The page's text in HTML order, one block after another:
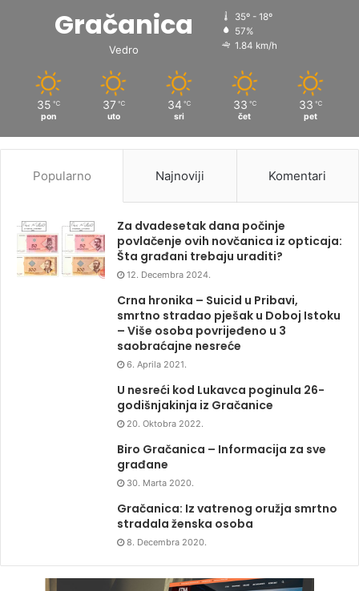
Gračanica
Vedro
35º - 18º
57%
1.84 km/h
35 ℃
pon
37 ℃
uto
34 ℃
sri
33 ℃
čet
33 ℃
pet
Popularno Najnoviji Komentari
Za dvadesetak dana počinje
povlačenje ovih novčanica iz opticaja:
Šta građani trebaju uraditi?
12. Decembra 2024.
Crna hronika – Suicid u Pribavi,
smrtno stradao pješak u Doboj Istoku
– Više osoba povrijeđeno u 3
saobraćajne nesreće
6. Aprila 2021.
U nesreći kod Lukavca poginula 26-
godišnjakinja iz Gračanice
20. Oktobra 2022.
Biro Gračanica – Informacija za sve
građane
30. Marta 2020.
Gračanica: Iz vatrenog oružja smrtno
stradala ženska osoba
8. Decembra 2020.